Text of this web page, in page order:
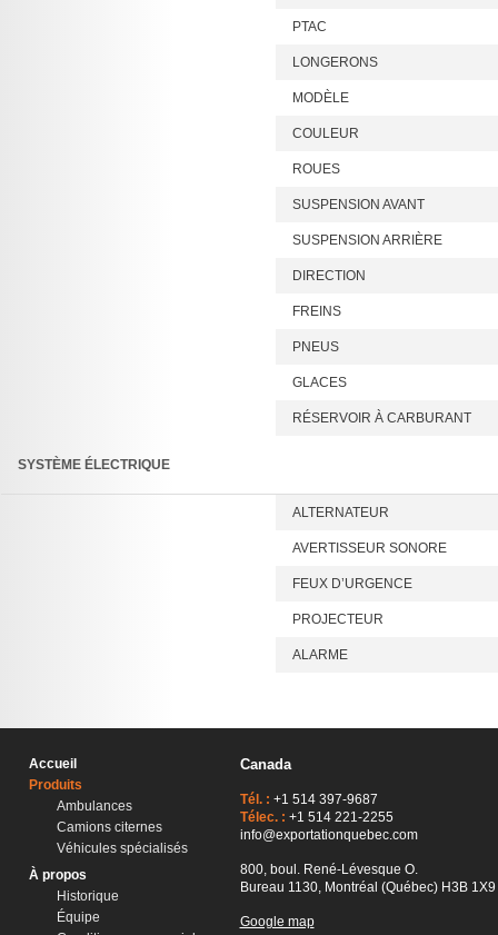
PTAC
LONGERONS
MODÈLE
COULEUR
ROUES
SUSPENSION AVANT
SUSPENSION ARRIÈRE
DIRECTION
FREINS
PNEUS
GLACES
RÉSERVOIR À CARBURANT
SYSTÈME ÉLECTRIQUE
ALTERNATEUR
AVERTISSEUR SONORE
FEUX D’URGENCE
PROJECTEUR
ALARME
Accueil
Produits
Ambulances
Camions citernes
Véhicules spécialisés
À propos
Historique
Équipe
Canada
Tél. : +1 514 397-9687
Télec. : +1 514 221-2255
info@exportationquebec.com
800, boul. René-Lévesque O.
Bureau 1130, Montréal (Québec) H3B 1X9
Google map